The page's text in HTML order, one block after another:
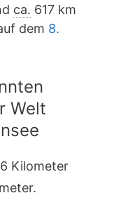
ca. 617 km
dem 8.
Welt
Kilometer